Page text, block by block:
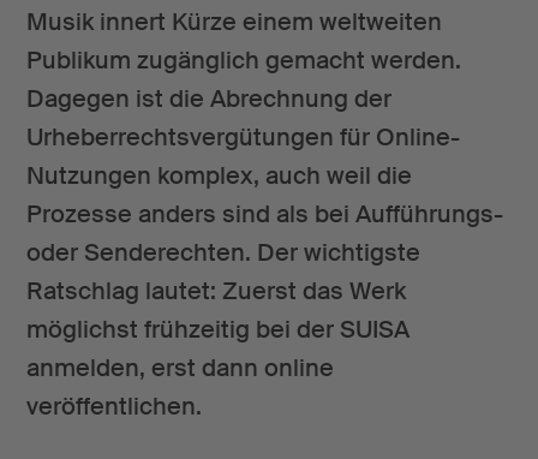
Musik innert Kürze einem weltweiten
Publikum zugänglich gemacht werden.
Dagegen ist die Abrechnung der
Urheberrechtsvergütungen für Online-
Nutzungen komplex, auch weil die
Prozesse anders sind als bei Aufführungs-
oder Senderechten. Der wichtigste
Ratschlag lautet: Zuerst das Werk
möglichst frühzeitig bei der SUISA
anmelden, erst dann online
veröffentlichen.